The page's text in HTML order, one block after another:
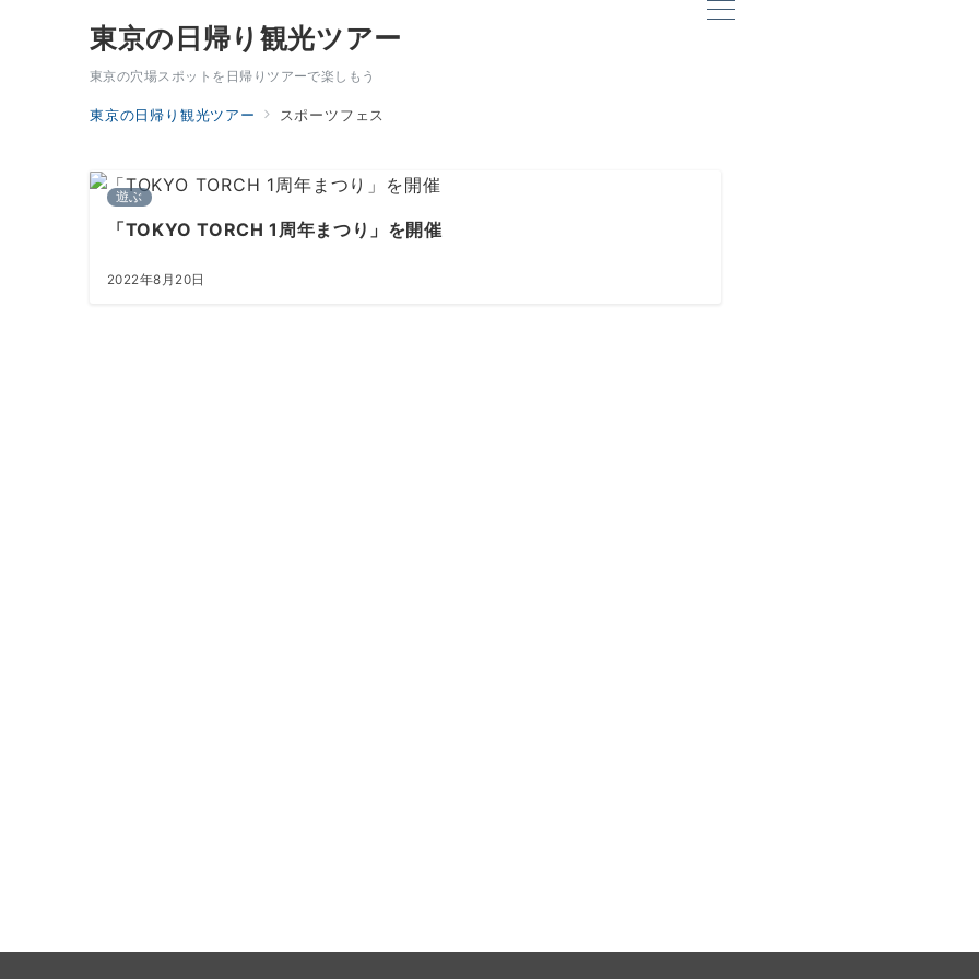
東京の日帰り観光ツアー
東京の穴場スポットを日帰りツアーで楽しもう
東京の日帰り観光ツアー スポーツフェス
遊ぶ
「TOKYO TORCH 1周年まつり」を開催
2022年8月20日